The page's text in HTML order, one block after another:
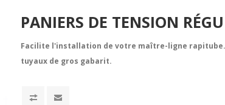
PANIERS DE TENSION
Facilite l'installation de votre maître-ligne
tuyaux de gros gabarit.